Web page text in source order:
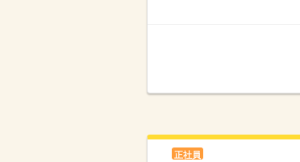
正社員